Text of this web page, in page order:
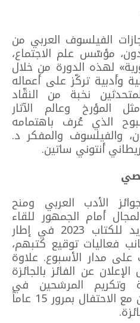
الفيلسوف العربي من
مؤسّس علم الاجتماع،
لهذه الدورة من خلال
وأدبية تركّز على أعماله
نخبة من النقّاد
المؤرخ وعالم الآثار
الذي عُرف باهتمامه
والفيلسوف والمفكر د.
أنتوني ساتين.
الأدب العربي ومنح
أمام الجمهور للقاء
الفائزين بجائزة الشيخ زايد للكتاب 2023 في إطار
فعاليات توقيع كتبهم،
على مدار الأسبوع. علاوة
عن الفائز بالجائزة
وتكريم المرشحين في
قائمتها القصيرة، بالتزامن مع الاحتفال بمرور 15 عاماً